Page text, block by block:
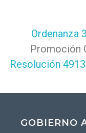
Ordenanza
Promoción
Resolución
GOBIERNO